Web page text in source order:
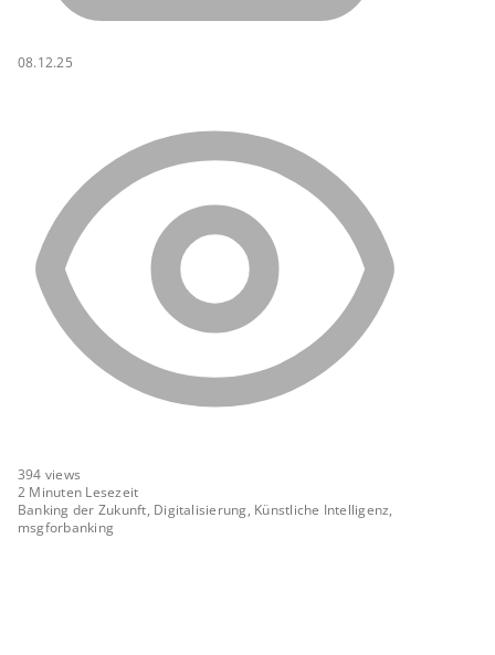
08.12.25
394 views
2 Minuten Lesezeit
Banking der Zukunft, Digitalisierung, Künstliche Intelligenz,
msgforbanking